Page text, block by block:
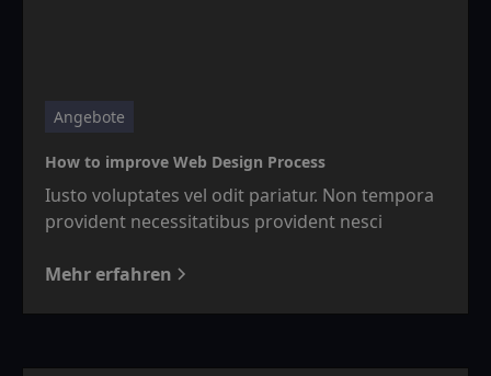
Angebote
How to improve Web Design Process
Iusto voluptates vel odit pariatur. Non tempora
provident necessitatibus provident nesci
Mehr erfahren